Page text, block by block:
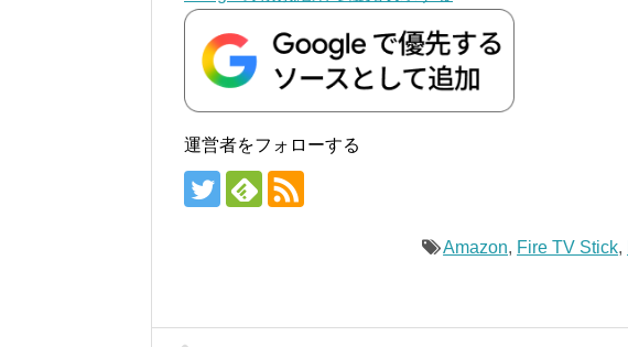
運営者をフォローする
Amazon, Fire TV Stick,